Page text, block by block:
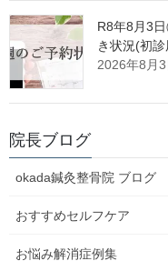
R8年8月3
き状況(初診
2026年8月3
院長ブログ
okada鍼灸整骨院 ブログ
おすすめセルフケア
お悩み解消症例集